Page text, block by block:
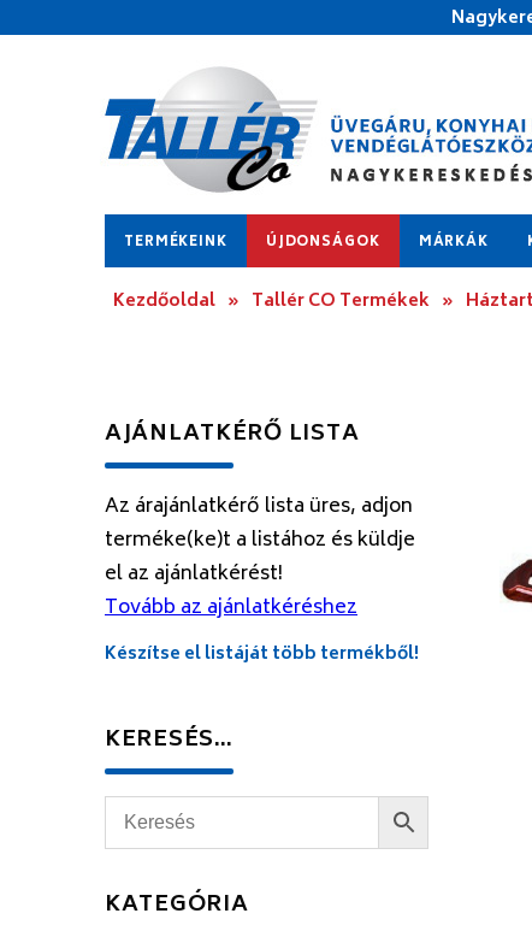
TERMÉKEINK ÚJDONSÁGOK MÁRKÁK
Kezdőoldal » Tallér CO Termékek »
AJÁNLATKÉRŐ LISTA
Az árajánlatkérő lista üres, adjon
terméke(ke)t a listához és küldje
el az ajánlatkérést!
Tovább az ajánlatkéréshez
Készítse el listáját több termékből!
KERESÉS…
KATEGÓRIA